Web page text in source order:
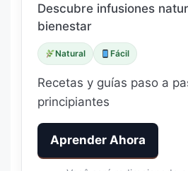
Descubre infusiones
bienestar
Natural Fácil
Recetas y guías paso a
principiantes
Aprender Ahora